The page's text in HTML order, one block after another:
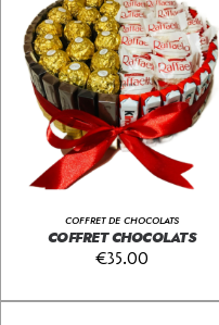
COFFRET DE CHOCOLATS
COFFRET CHOCOLATS
€35.00